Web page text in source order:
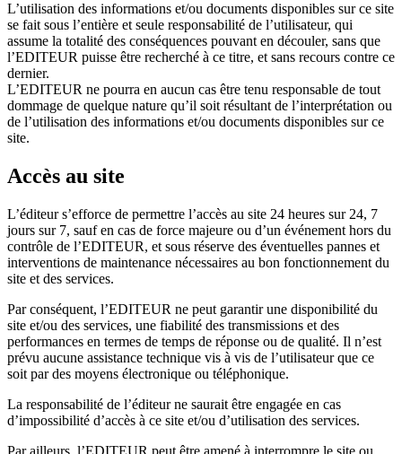
L’utilisation des informations et/ou documents disponibles sur ce site
se fait sous l’entière et seule responsabilité de l’utilisateur, qui
assume la totalité des conséquences pouvant en découler, sans que
l’EDITEUR puisse être recherché à ce titre, et sans recours contre ce
dernier.
L’EDITEUR ne pourra en aucun cas être tenu responsable de tout
dommage de quelque nature qu’il soit résultant de l’interprétation ou
de l’utilisation des informations et/ou documents disponibles sur ce
site.
Accès au site
L’éditeur s’efforce de permettre l’accès au site 24 heures sur 24, 7
jours sur 7, sauf en cas de force majeure ou d’un événement hors du
contrôle de l’EDITEUR, et sous réserve des éventuelles pannes et
interventions de maintenance nécessaires au bon fonctionnement du
site et des services.
Par conséquent, l’EDITEUR ne peut garantir une disponibilité du
site et/ou des services, une fiabilité des transmissions et des
performances en termes de temps de réponse ou de qualité. Il n’est
prévu aucune assistance technique vis à vis de l’utilisateur que ce
soit par des moyens électronique ou téléphonique.
La responsabilité de l’éditeur ne saurait être engagée en cas
d’impossibilité d’accès à ce site et/ou d’utilisation des services.